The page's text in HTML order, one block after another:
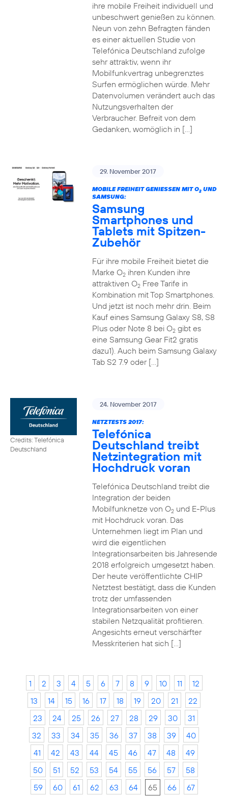
ihre mobile Freiheit individuell und
unbeschwert genießen zu können.
Neun von zehn Befragten fänden
es einer aktuellen Studie von
Telefónica Deutschland zufolge
sehr attraktiv, wenn ihr
Mobilfunkvertrag unbegrenztes
Surfen ermöglichen würde. Mehr
Datenvolumen verändert auch das
Nutzungsverhalten der
Verbraucher. Befreit von dem
Gedanken, womöglich in […]
29. November 2017
MOBILE FREIHEIT GENIESSEN MIT O 2UND
SAMSUNG:
Samsung
Smartphones und
Tablets mit Spitzen-
Zubehör
Für ihre mobile Freiheit bietet die
Marke O2ihren Kunden ihre
attraktiven O2Free Tarife in
Kombination mit Top Smartphones.
Und jetzt ist noch mehr drin. Beim
Kauf eines Samsung Galaxy S8, S8
Plus oder Note 8 bei O2gibt es
eine Samsung Gear Fit2 gratis
dazu1). Auch beim Samsung Galaxy
Tab S2 7.9 oder […]
Credits: Telefónica
Deutschland
24. November 2017
NETZTESTS 2017:
Telefónica
Deutschland treibt
Netzintegration mit
Hochdruck voran
Telefónica Deutschland treibt die
Integration der beiden
Mobilfunknetze von O2und E-Plus
mit Hochdruck voran. Das
Unternehmen liegt im Plan und
wird die eigentlichen
Integrationsarbeiten bis Jahresende
2018 erfolgreich umgesetzt haben.
Der heute veröffentlichte CHIP
Netztest bestätigt, dass die Kunden
trotz der umfassenden
Integrationsarbeiten von einer
stabilen Netzqualität profitieren.
Angesichts erneut verschärfter
Messkriterien hat sich […]
1 2 3 4 5 6 7 8 9 10 11
12
13
14 15 16 17 18 19 20 21
22
23
24 25 26 27 28 29 30
31
32
33 34 35 36 37 38 39
40
41
42 43 44 45 46 47 48
49
50
51 52 53 54 55 56 57
58
59
60 61 62 63 64 65 66
67